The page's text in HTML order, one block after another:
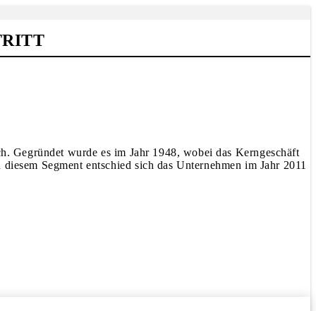
Gegründet wurde es im Jahr 1948, wobei das Kerngeschäft
Segment entschied sich das Unternehmen im Jahr 2011